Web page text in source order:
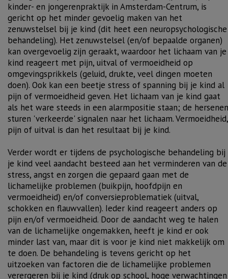
kinder- en jongerenpraktijk in Amsterdam-Centrum, is
gericht op het minder gevoelig maken van het
zenuwstelsel bij je kind (dit heet een neuropsychologische
behandeling). Het zenuwstelsel (en/of bepaalde organen)
kan overgevoelig zijn geraakt, waardoor het lichaam van je
kind reageert met pijn, uitval of vermoeidheid op
omgevingsprikkels (geluid, drukte, veel dingen moeten
doen). Ook kan een beetje stress of spanning bij je kind al
pijn of vermoeidheid geven. Het lichaam van je kind gaat
als het ware steeds in een alarmpositie staan; de hersenen
sturen 'verkeerde' signalen naar het lichaam. Vermoeidheid,
pijn of uitval is dan het resultaat bij je kind.
Verder wordt er tijdens de psychologische behandeling bij
je kind veel aandacht besteed aan het verminderen van de
stress, angst en zorgen die gepaard gaan met de
lichamelijke problemen (buikpijn, hoofdpijn en
vermoeidheid) en/of conversieproblematiek (uitval,
schokken en flauwvallen). Ieder kind reageert anders op
pijn en/of vermoeidheid. Door de aandacht weg te halen
van de lichamelijke ongemakken, heeft je kind er ook
minder last van, maar dit is voor je kind niet makkelijk om
te doen. De behandeling is tevens gericht op het
uitzoeken van factoren die de lichamelijke problemen
verergeren bij je kind (druk op school, hoge verwachtingen